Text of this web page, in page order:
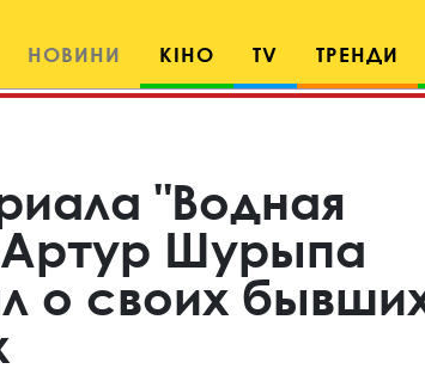
НОВИНИ КІНО TV ТРЕНДИ
"Водная
Артур Шурыпа
о своих